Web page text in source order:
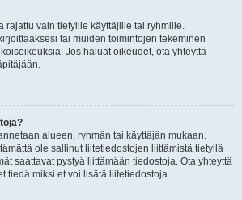
rajattu vain tietyille käyttäjille tai ryhmille.
tai muiden toimintojen tekeminen
Jos haluat oikeudet, ota yhteyttä
alueen, ryhmän tai käyttäjän mukaan.
ole sallinut liitetiedostojen liittämistä tietyllä
saattavat pystyä liittämään tiedostoja. Ota yhteyttä
tiedä miksi et voi lisätä liitetiedostoja.